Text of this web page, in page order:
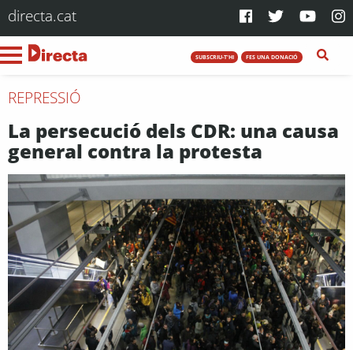
directa.cat
SUBSCRIU-T'HI FES UNA DONACIÓ
REPRESSIÓ
La persecució dels CDR: una causa
general contra la protesta